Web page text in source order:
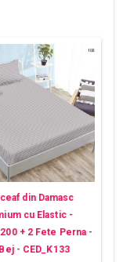
din Damasc
cu Elastic -
+ 2 Fete Perna -
- CED_K133